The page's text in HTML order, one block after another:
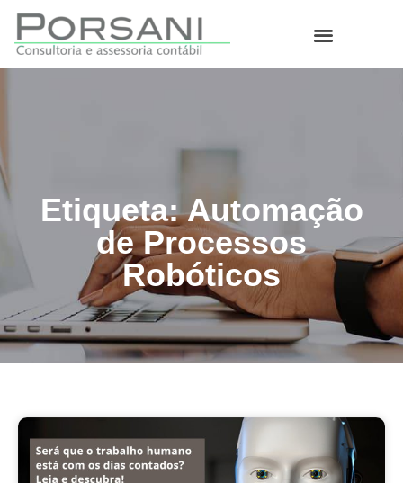
Etiqueta: Automação
de Processos
Robóticos